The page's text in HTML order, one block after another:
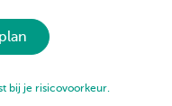
bij je risicovoorkeur.